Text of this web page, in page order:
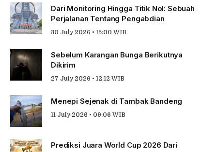
Dari Monitoring Hingga Titik Nol: Sebuah
Perjalanan Tentang Pengabdian
30 July 2026 • 15:00 WIB
Sebelum Karangan Bunga Berikutnya
Dikirim
27 July 2026 • 12:12 WIB
Menepi Sejenak di Tambak Bandeng
11 July 2026 • 09:06 WIB
Prediksi Juara World Cup 2026 Dari